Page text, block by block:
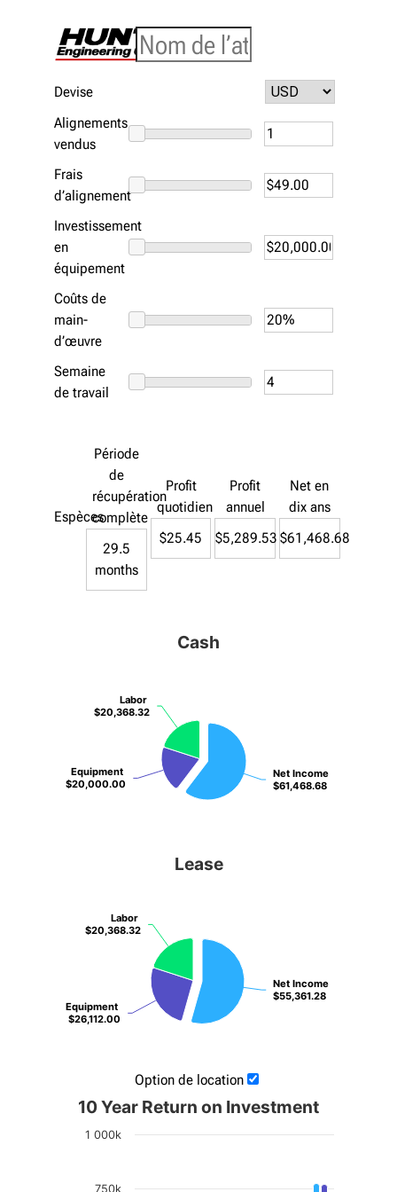
Devise
Alignements
vendus
Frais
d’alignement
Investissement
en
équipement
Coûts de
main-
d’œuvre
Semaine
de travail
Espèces
Période
de
récupération
complète
29.5
months
Profit
quotidien
$25.45
Profit
annuel
$5,289.53
Net en
dix ans
$61,468.68
Cash
Net Income
$61,468.68
Net Income
$61,468.68
Equipment
$20,000.00
Equipment
$20,000.00
Labor
$20,368.32
Labor
$20,368.32
Lease
Net Income
$55,361.28
Net Income
$55,361.28
Equipment
$26,112.00
Equipment
$26,112.00
Labor
$20,368.32
Labor
$20,368.32
Option de location
10 Year Return on Investment
1 000k
750k